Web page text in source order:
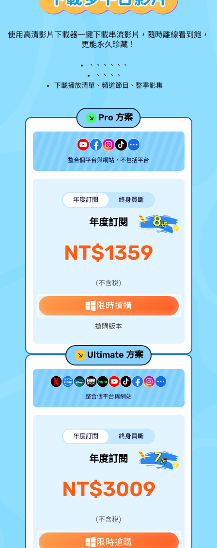
使用 VideoHunter 高清影片下載器一鍵下載串流影片，隨時離線看到飽，
更能永久珍藏！
MP4、MKV、MOV、MP3、M4A、FLAC、WAV
8K、4K、2K、1080P、720P
下載播放清單、頻道節目、整季影集
Pro 方案
整合 4 個平台與 1000+ 網站，不包括 OTT 平台
年度訂閱 終身買斷
年度訂閱
NT$1359
（不含稅）
限時搶購
>> 搶購 Mac 版本
Ultimate 方案
整合 9 個平台與 1000+ 網站
年度訂閱 終身買斷
年度訂閱
NT$3009
（不含稅）
限時搶購